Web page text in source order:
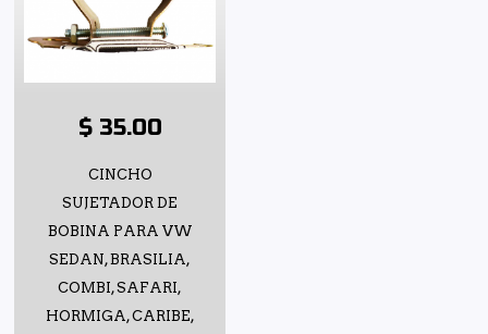
$ 35.00
CINCHO
SUJETADOR DE
BOBINA PARA VW
SEDAN, BRASILIA,
COMBI, SAFARI,
HORMIGA, CARIBE,